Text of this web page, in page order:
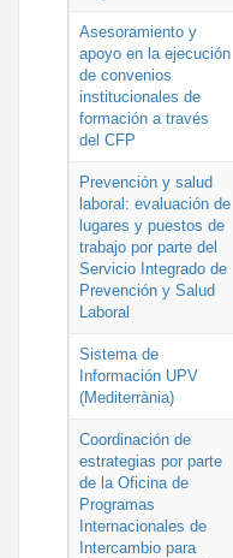
Asesoramiento y
apoyo en la ejecución
de convenios
institucionales de
formación a través
del CFP
Prevención y salud
laboral: evaluación de
lugares y puestos de
trabajo por parte del
Servicio Integrado de
Prevención y Salud
Laboral
Sistema de
Información UPV
(Mediterrània)
Coordinación de
estrategias por parte
de la Oficina de
Programas
Internacionales de
Intercambio para